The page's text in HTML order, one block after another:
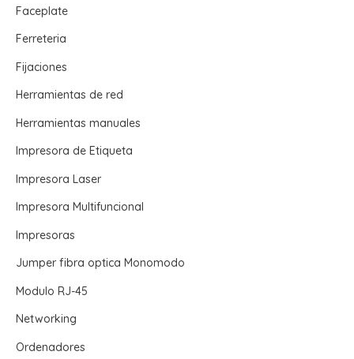
Faceplate
Ferreteria
Fijaciones
Herramientas de red
Herramientas manuales
Impresora de Etiqueta
Impresora Laser
Impresora Multifuncional
Impresoras
Jumper fibra optica Monomodo
Modulo RJ-45
Networking
Ordenadores